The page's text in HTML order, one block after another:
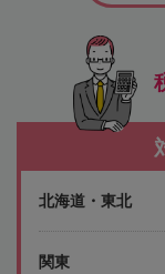
北海道・東北
関東